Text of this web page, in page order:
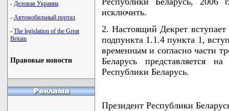
- Деловая Украина
- Автомобильный портал
- The legislation of the Great
Britain
Правовые новости
исключить.
2. Настоящий Декрет
подпункта 1.1.4 пункта 1,
временным и согласно части
Беларусь представляется
Республики Беларусь.
Президент Республики